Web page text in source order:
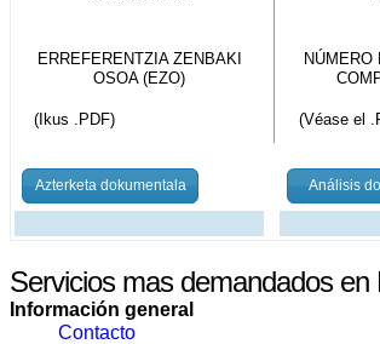
ERREFERENTZIA ZENBAKI
OSOA (EZO)
NÚMERO
(Ikus .PDF) (Véase el
Azterketa dokumentala Análisis
Servicios mas demandados en
Información general
Contacto